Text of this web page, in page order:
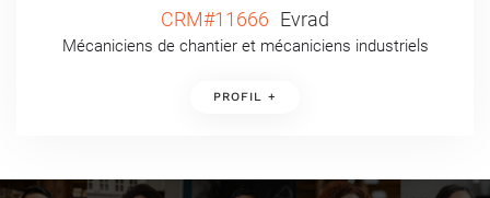
CRM#11666 Evrad
Mécaniciens de chantier et mécaniciens industriels
PROFIL +